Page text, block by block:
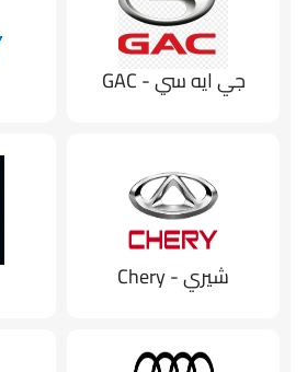
جي ايه سي - GAC
شيري - Chery